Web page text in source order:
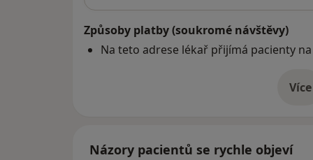
Způsoby platby (soukromé návštěvy)
Na teto adrese lékař přijímá pacienty
Více
o
Názory pacientů se rychle objeví